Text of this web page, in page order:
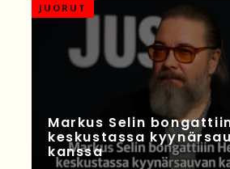
JUORUT
Markus Selin
keskustassa
kanssa